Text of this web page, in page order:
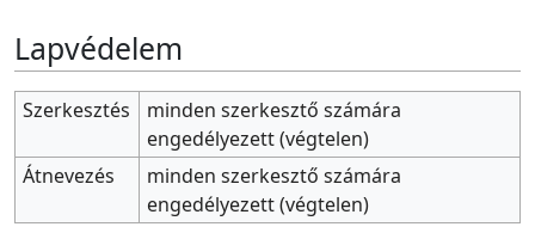
Lapvédelem
Szerkesztés
minden szerkesztő számára
engedélyezett (végtelen)
Átnevezés
minden szerkesztő számára
engedélyezett (végtelen)